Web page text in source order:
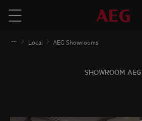
Menu
Local AEG Showrooms
SHOWROOM AEG